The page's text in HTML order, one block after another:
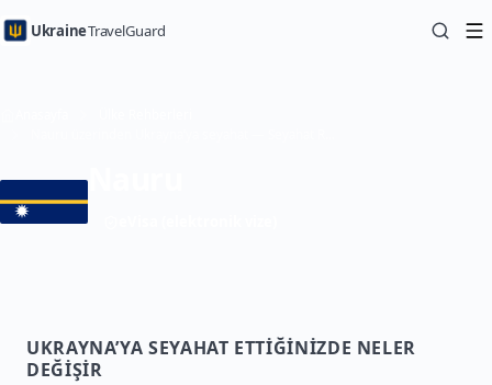
UkraineTravelGuard
UKRAYNA’YA SEYAHAT ETTIĞINIZDE NELER
DEĞIŞIR